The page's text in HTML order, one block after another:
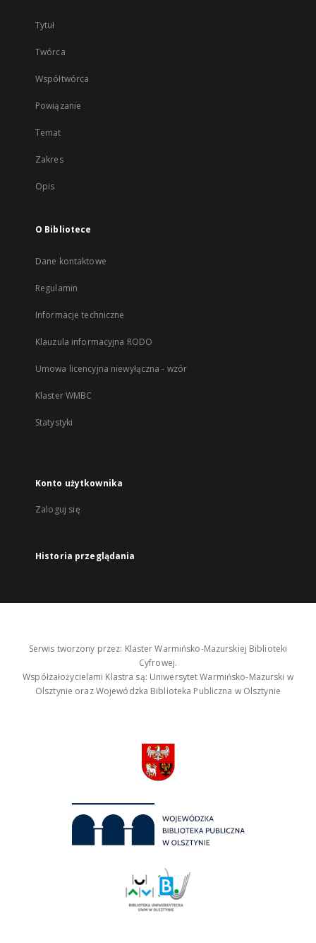
Tytuł
Twórca
Współtwórca
Powiązanie
Temat
Zakres
Opis
O Bibliotece
Dane kontaktowe
Regulamin
Informacje techniczne
Klauzula informacyjna RODO
Umowa licencyjna niewyłączna - wzór
Klaster WMBC
Statystyki
Konto użytkownika
Zaloguj się
Historia przeglądania
Serwis tworzony przez: Klaster Warmińsko-Mazurskiej Biblioteki
Cyfrowej.
Współzałożycielami Klastra są: Uniwersytet Warmińsko-Mazurski w
Olsztynie oraz Wojewódzka Biblioteka Publiczna w Olsztynie